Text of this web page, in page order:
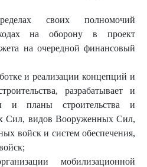
своих полномочий
на оборону в проект
на очередной финансовый
и реализации концепций и
разрабатывает и
и планы строительства и
Сил, видов Вооруженных Сил,
войск и систем обеспечения,
мобилизационной